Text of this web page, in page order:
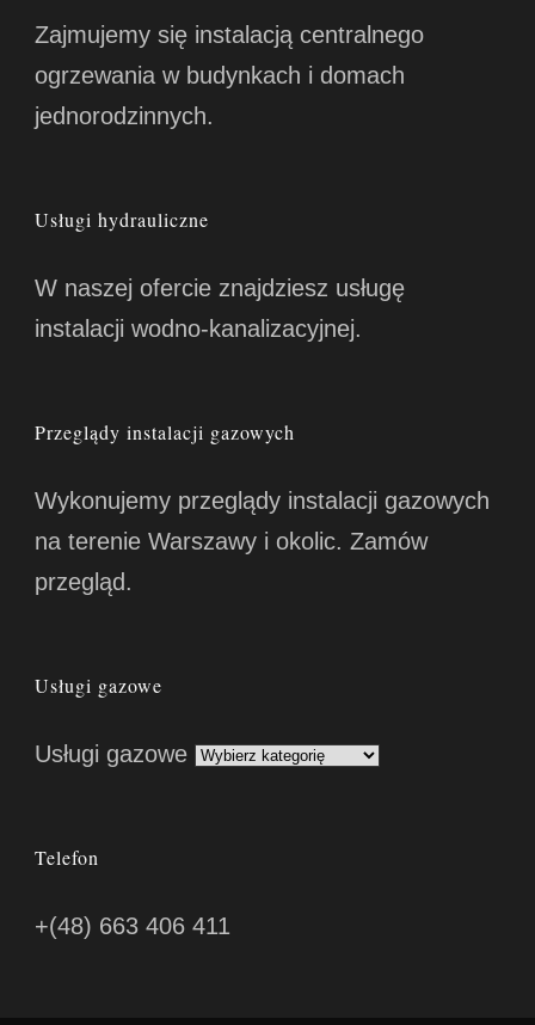
Zajmujemy się instalacją centralnego
ogrzewania w budynkach i domach
jednorodzinnych.
Usługi hydrauliczne
W naszej ofercie znajdziesz usługę
instalacji wodno-kanalizacyjnej.
Przeglądy instalacji gazowych
Wykonujemy przeglądy instalacji gazowych
na terenie Warszawy i okolic. Zamów
przegląd.
Usługi gazowe
Usługi gazowe
Telefon
+(48) 663 406 411